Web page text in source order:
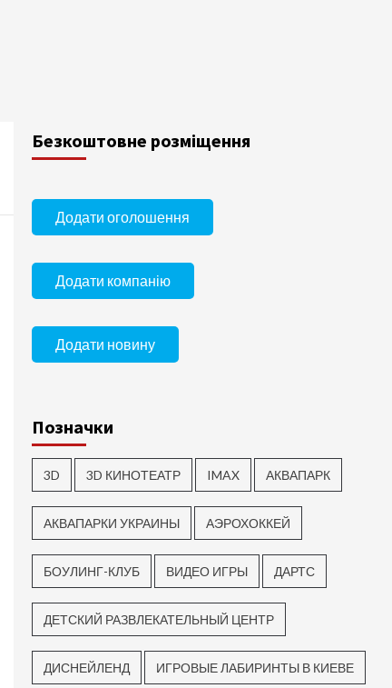
Безкоштовне розміщення
Додати оголошення
Додати компанію
Додати новину
Позначки
3D 3D КИНОТЕАТР IMAX АКВАПАРК
АКВАПАРКИ УКРАИНЫ АЭРОХОККЕЙ
БОУЛИНГ-КЛУБ ВИДЕО ИГРЫ ДАРТС
ДЕТСКИЙ РАЗВЛЕКАТЕЛЬНЫЙ ЦЕНТР
ДИСНЕЙЛЕНД ИГРОВЫЕ ЛАБИРИНТЫ В КИЕВЕ